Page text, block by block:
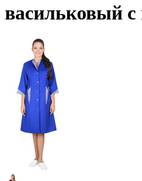
васильковый с